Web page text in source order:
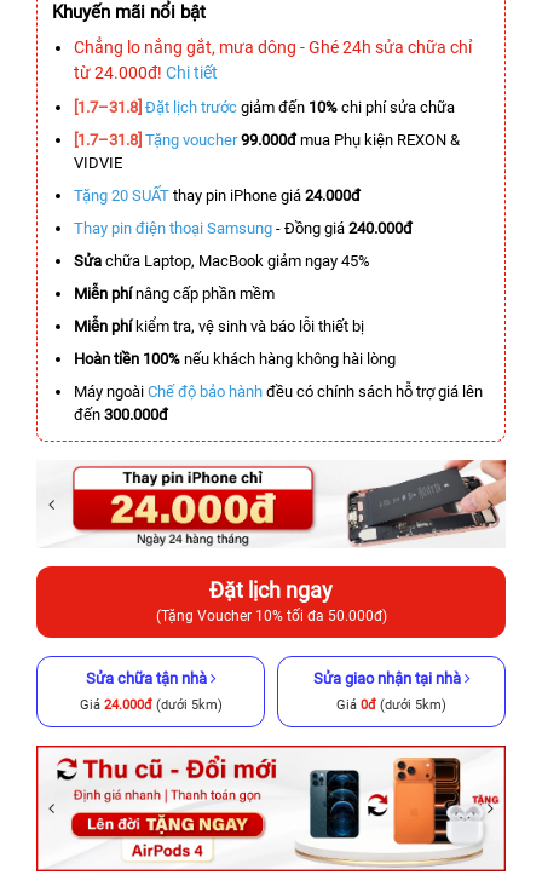
Khuyến mãi nổi bật
Chẳng lo nắng gắt, mưa dông - Ghé 24h sửa chữa chỉ
từ 24.000đ! Chi tiết
[1.7–31.8] Đặt lịch trước giảm đến 10% chi phí sửa chữa
[1.7–31.8] Tặng voucher 99.000đmua Phụ kiện REXON &
VIDVIE
Tặng 20 SUẤT thay pin iPhone giá 24.000đ
Thay pin điện thoại Samsung - Đồng giá 240.000đ
Sửa chữa Laptop, MacBook giảm ngay 45%
Miễn phínâng cấp phần mềm
Miễn phíkiểm tra, vệ sinh và báo lỗi thiết bị
Hoàn tiền 100% nếu khách hàng không hài lòng
Máy ngoài Chế độ bảo hành đều có chính sách hỗ trợ giá lên
đến 300.000đ
Đặt lịch ngay
(Tặng Voucher 10% tối đa 50.000đ)
Sửa chữa tận nhà
Giá 24.000đ(dưới 5km)
Sửa giao nhận tại nhà
Giá 0đ (dưới 5km)